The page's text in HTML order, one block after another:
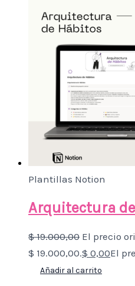
Plantillas Notion
Arquitectura
$19.000,00 El precio
$ 19.000,00.$ 0,00El
Añadir al carrito